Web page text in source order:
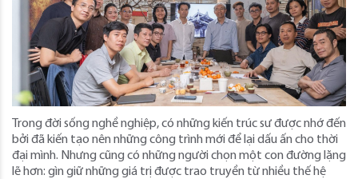
Trong đời sống nghề nghiệp, có những kiến trúc sư được nhớ đến
bởi đã kiến tạo nên những công trình mới để lại dấu ấn cho thời
đại mình. Nhưng cũng có những người chọn một con đường lặng
lẽ hơn: gìn giữ những giá trị được trao truyền từ nhiều thế hệ